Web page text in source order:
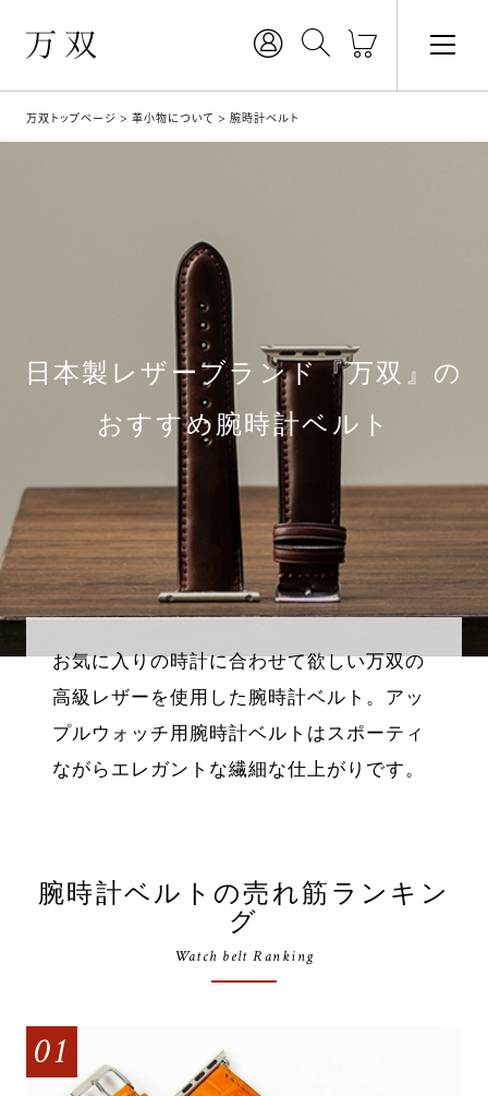
万双トップページ 革小物について 腕時計ベルト
日本製レザーブランド『万双』の
おすすめ腕時計ベルト
お気に入りの時計に合わせて欲しい万双の
高級レザーを使用した腕時計ベルト。アッ
プルウォッチ用腕時計ベルトはスポーティ
ながらエレガントな繊細な仕上がりです。
腕時計ベルトの売れ筋ランキン
グ
Watch belt Ranking
01